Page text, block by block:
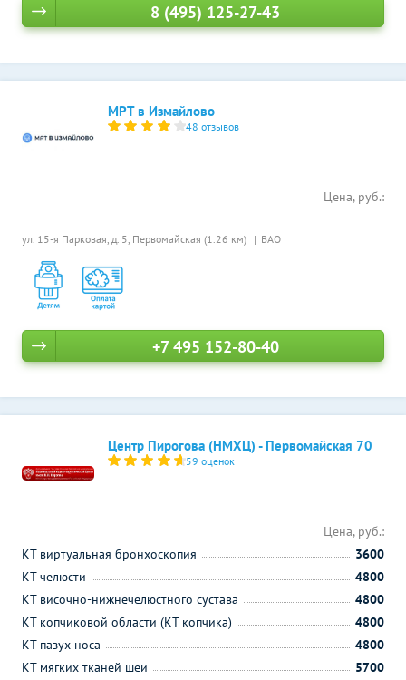
8 (495) 125-27-43
МРТ в Измайлово
48 отзывов
ул. 15-я Парковая, д. 5, Первомайская (1.26 км) ВАО
Цена, руб.:
+7 495 152-80-40
Центр Пирогова (НМХЦ) - Первомайская 70
59 оценок
Цена, руб.:
КТ виртуальная бронхоскопия
3600
КТ челюсти
4800
КТ височно-нижнечелюстного сустава
4800
КТ копчиковой области (КТ копчика)
4800
КТ пазух носа
4800
КТ мягких тканей шеи
5700